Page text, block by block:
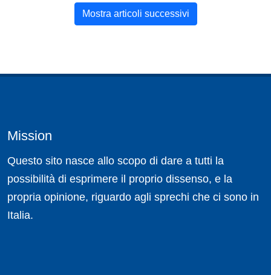
Mostra articoli successivi
Mission
Questo sito nasce allo scopo di dare a tutti la
possibilità di esprimere il proprio dissenso, e la
propria opinione, riguardo agli sprechi che ci sono in
Italia.